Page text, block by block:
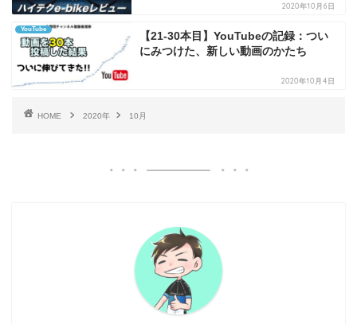
2020年10月6日
YouTube
【21-30本目】YouTubeの記録：つい
にみつけた、新しい動画のかたち
2020年10月4日
HOME 2020年 10月